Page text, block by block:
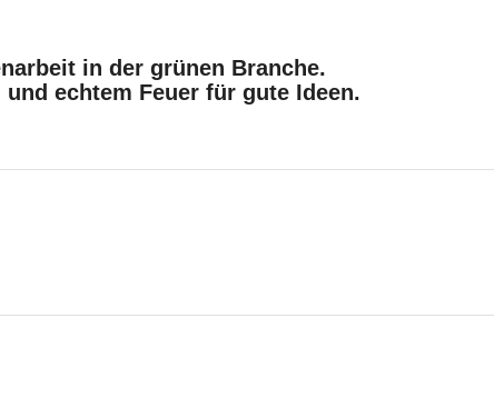
in der grünen Branche.
echtem Feuer für gute Ideen.